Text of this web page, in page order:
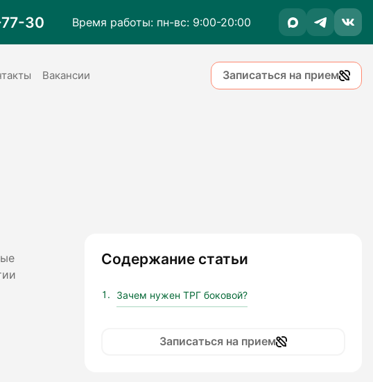
30 Время работы: пн-вс: 9:00-20:00
Вакансии Записаться на прием
Содержание статьи
Зачем нужен ТРГ боковой?
Записаться на прием